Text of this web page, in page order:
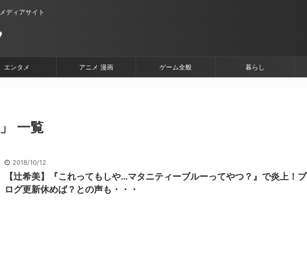
ディアサイト
エンタメ アニメ 漫画 ゲーム全般 暮らし
一覧
2018/10/12
【辻希美】『これってもしや…マタニティーブルーってやつ？』で炎上！ブ
ログ更新休めば？との声も・・・